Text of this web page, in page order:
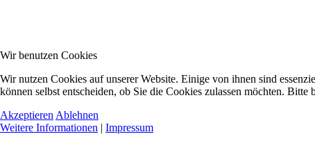
Wir benutzen Cookies
Wir nutzen Cookies auf unserer Website. Einige von ihnen sind
können selbst entscheiden, ob Sie die Cookies zulassen möchten.
Akzeptieren Ablehnen
Weitere Informationen | Impressum